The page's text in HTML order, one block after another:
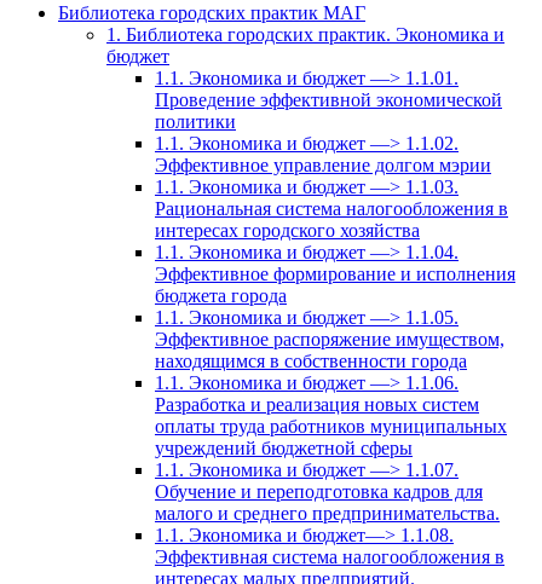
Библиотека городских практик МАГ
1. Библиотека городских практик. Экономика и
бюджет
1.1. Экономика и бюджет —> 1.1.01.
Проведение эффективной экономической
политики
1.1. Экономика и бюджет —> 1.1.02.
Эффективное управление долгом мэрии
1.1. Экономика и бюджет —> 1.1.03.
Рациональная система налогообложения в
интересах городского хозяйства
1.1. Экономика и бюджет —> 1.1.04.
Эффективное формирование и исполнения
бюджета города
1.1. Экономика и бюджет —> 1.1.05.
Эффективное распоряжение имуществом,
находящимся в собственности города
1.1. Экономика и бюджет —> 1.1.06.
Разработка и реализация новых систем
оплаты труда работников муниципальных
учреждений бюджетной сферы
1.1. Экономика и бюджет —> 1.1.07.
Обучение и переподготовка кадров для
малого и среднего предпринимательства.
1.1. Экономика и бюджет—> 1.1.08.
Эффективная система налогообложения в
интересах малых предприятий.